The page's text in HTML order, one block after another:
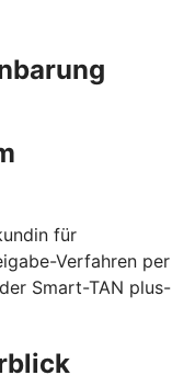
für
Verfahren per
Smart-TAN plus-